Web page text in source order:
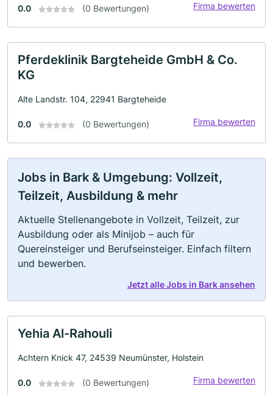
0.0 (0 Bewertungen) Firma bewerten
Pferdeklinik Bargteheide GmbH & Co.
KG
Alte Landstr. 104, 22941 Bargteheide
0.0 (0 Bewertungen) Firma bewerten
Jobs in Bark & Umgebung: Vollzeit,
Teilzeit, Ausbildung & mehr
Aktuelle Stellenangebote in Vollzeit, Teilzeit, zur
Ausbildung oder als Minijob – auch für
Quereinsteiger und Berufseinsteiger. Einfach filtern
und bewerben.
Jetzt alle Jobs in Bark ansehen
Yehia Al-Rahouli
Achtern Knick 47, 24539 Neumünster, Holstein
0.0 (0 Bewertungen) Firma bewerten